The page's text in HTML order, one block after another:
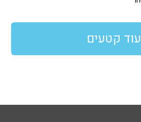
עוד קטעים